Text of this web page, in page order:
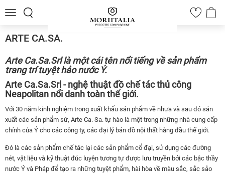
Toggle
0
ARTE CA.SA.
Arte Ca.Sa.Srllà một cái tên nổi tiếng về sản phẩm
trang trí tuyệt hảo nước Ý.
Arte Ca.Sa.Srl - nghệ thuật đồ chế tác thủ công
Neapolitan nổi danh toàn thế giới.
Với 30 năm kinh nghiệm trong xuất khẩu sản phẩm về nhựa và sau đó sản
xuất các sản phẩm sứ, Arte Ca. Sa. tự hào là một trong những nhà cung cấp
chính của Ý cho các công ty, các đại lý bán đồ nội thất hàng đầu thế giới.
Đó là các sản phẩm chế tác lại các sản phẩm cổ đại, sử dụng các đường
nét, vật liệu và kỹ thuật đúc luyện tương tự được lưu truyền bởi các bậc thầy
nước Ý và Pháp để tạo ra những tuyệt phẩm, hài hòa về màu sắc, sắc sảo